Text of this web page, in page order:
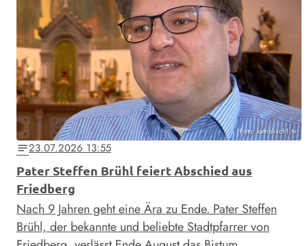
Foto: katholisch1.tv
notes23.07.2026 13:55
Pater Steffen Brühl feiert Abschied aus
Friedberg
Nach 9 Jahren geht eine Ära zu Ende. Pater Steffen
Brühl, der bekannte und beliebte Stadtpfarrer von